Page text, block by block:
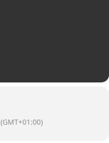
(GMT+01:00)